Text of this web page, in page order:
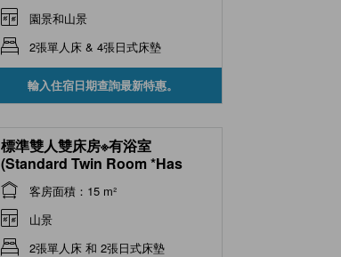
園景和山景
2張單人床 & 4張日式床墊
輸入住宿日期查詢最新特惠。
標準雙人雙床房※有浴室
(Standard Twin Room *Has
bath)客房面積：15 m²
山景
2張單人床 和 2張日式床墊